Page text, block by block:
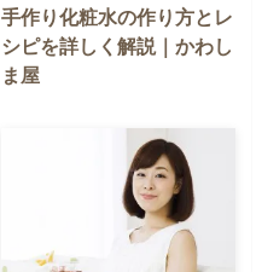
手作り化粧水の作り方とレ
シピを詳しく解説｜かわし
ま屋